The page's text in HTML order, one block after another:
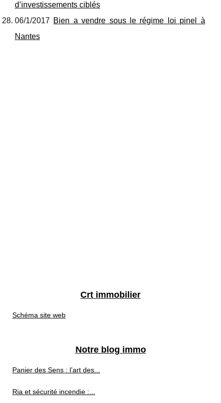
d’investissements ciblés
06/1/2017 Bien a vendre sous le régime loi pinel à
Nantes
Crt immobilier
Schéma site web
Notre blog immo
Panier des Sens : l’art des...
Ria et sécurité incendie :...